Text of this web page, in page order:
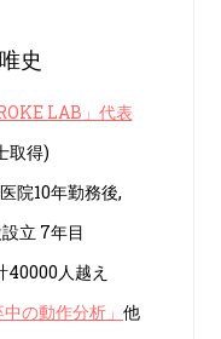
史
LAB」代表
取得)
院10年勤務後,
立 7年目
40000人越え
中の動作分析」 他